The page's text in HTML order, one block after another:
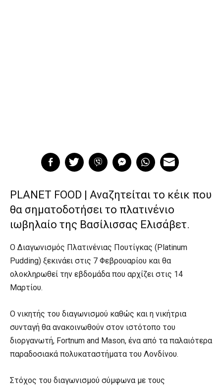
PLANET FOOD | Αναζητείται το κέικ που
θα σηματοδοτήσει το πλατινένιο
ιωβηλαίο της Βασίλισσας Ελισάβετ.
Ο Διαγωνισμός Πλατινένιας Πουτίγκας (Platinum
Pudding) ξεκινάει στις 7 Φεβρουαρίου και θα
ολοκληρωθεί την εβδομάδα που αρχίζει στις 14
Μαρτίου.
Ο νικητής του διαγωνισμού καθώς και η νικήτρια
συνταγή θα ανακοινωθούν στον ιστότοπο του
διοργανωτή, Fortnum and Mason, ένα από τα παλαιότερα
παραδοσιακά πολυκαταστήματα του Λονδίνου.
Στόχος του διαγωνισμού σύμφωνα με τους